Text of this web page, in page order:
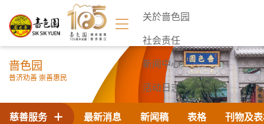
关於啬色园
社会责任
新闻中心
活动日志
联络我们
啬色园
普济劝善 崇善惠民
最新消息 新闻稿 表格 刊物及
慈善服务